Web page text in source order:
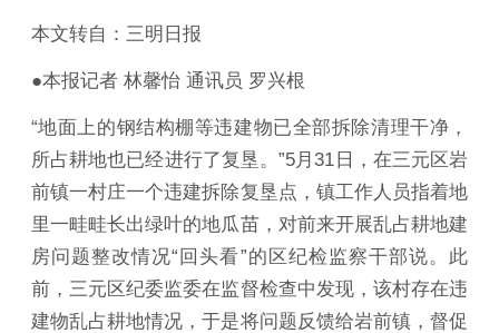
本文转自：三明日报
●本报记者 林馨怡 通讯员 罗兴根
“地面上的钢结构棚等违建物已全部拆除清理干净，
所占耕地也已经进行了复垦。”5月31日，在三元区岩
前镇一村庄一个违建拆除复垦点，镇工作人员指着地
里一畦畦长出绿叶的地瓜苗，对前来开展乱占耕地建
房问题整改情况“回头看”的区纪检监察干部说。此
前，三元区纪委监委在监督检查中发现，该村存在违
建物乱占耕地情况，于是将问题反馈给岩前镇，督促